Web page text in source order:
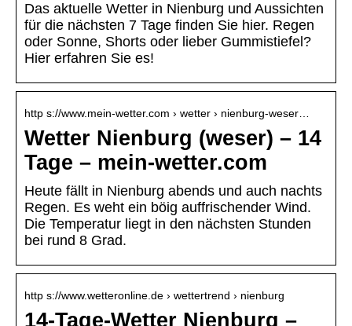
Das aktuelle Wetter in Nienburg und Aussichten
für die nächsten 7 Tage finden Sie hier. Regen
oder Sonne, Shorts oder lieber Gummistiefel?
Hier erfahren Sie es!
http s://www.mein-wetter.com › wetter › nienburg-weser…
Wetter Nienburg (weser) – 14
Tage – mein-wetter.com
Heute fällt in Nienburg abends und auch nachts
Regen. Es weht ein böig auffrischender Wind.
Die Temperatur liegt in den nächsten Stunden
bei rund 8 Grad.
http s://www.wetteronline.de › wettertrend › nienburg
14-Tage-Wetter Nienburg –